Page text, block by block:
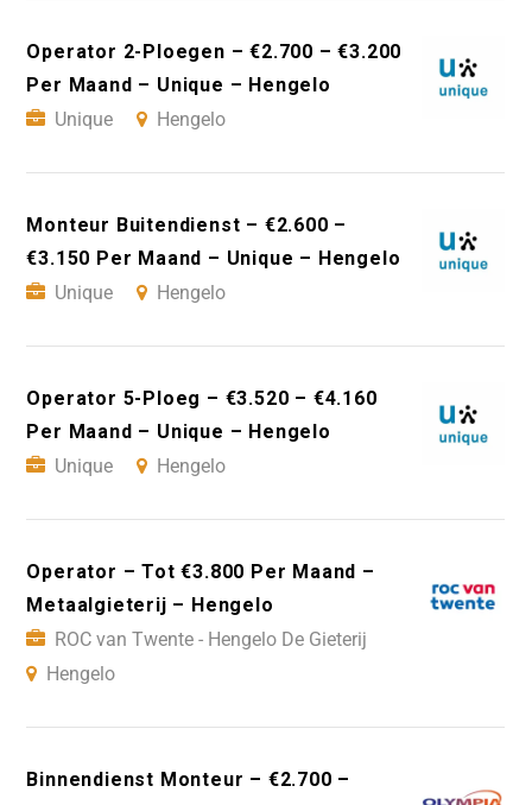
Operator 2-Ploegen – €2.700 – €3.200
Per Maand – Unique – Hengelo
Unique
Hengelo
Monteur Buitendienst – €2.600 –
€3.150 Per Maand – Unique – Hengelo
Unique
Hengelo
Operator 5-Ploeg – €3.520 – €4.160
Per Maand – Unique – Hengelo
Unique
Hengelo
Operator – Tot €3.800 Per Maand –
Metaalgieterij – Hengelo
ROC van Twente - Hengelo De Gieterij
Hengelo
Binnendienst Monteur – €2.700 –